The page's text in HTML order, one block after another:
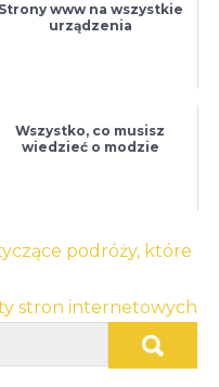
Strony www na wszystkie
urządzenia
Wszystko, co musisz
wiedzieć o modzie
podróży, które
stron internetowych